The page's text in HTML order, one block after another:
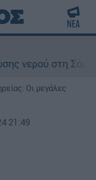
στη Σάρτη
Οι μεγάλες
21:49